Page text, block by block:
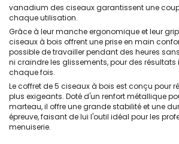
vanadium des ciseaux garantissent une
chaque utilisation.
Grâce à leur manche ergonomique et leur
ciseaux à bois offrent une prise en main
possible de travailler pendant des heures
ni craindre les glissements, pour des
chaque fois.
Le coffret de 5 ciseaux à bois est conçu pour
plus exigeants. Doté d'un renfort métallique
marteau, il offre une grande stabilité et une
épreuve, faisant de lui l'outil idéal pour les
menuiserie.